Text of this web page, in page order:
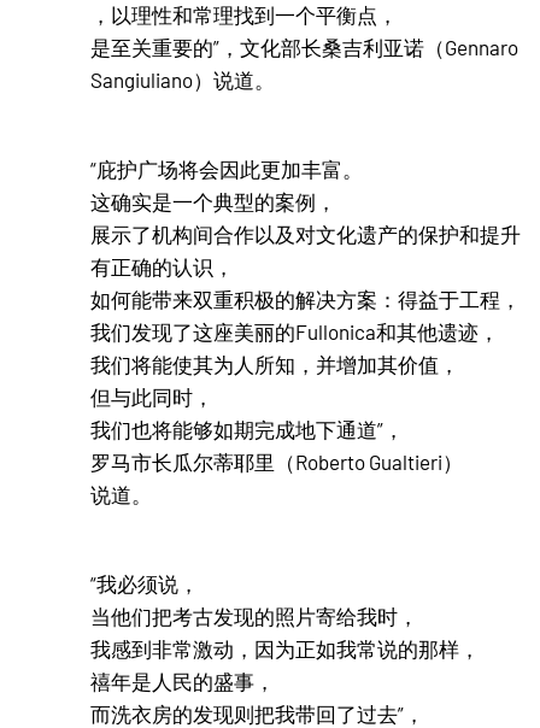
，以理性和常理找到一个平衡点，
是至关重要的”，文化部长桑吉利亚诺（Gennaro
Sangiuliano）说道。
“庇护广场将会因此更加丰富。
这确实是一个典型的案例，
展示了机构间合作以及对文化遗产的保护和提升
有正确的认识，
如何能带来双重积极的解决方案：得益于工程，
我们发现了这座美丽的Fullonica和其他遗迹，
我们将能使其为人所知，并增加其价值，
但与此同时，
我们也将能够如期完成地下通道”，
罗马市长瓜尔蒂耶里（Roberto Gualtieri）
说道。
“我必须说，
当他们把考古发现的照片寄给我时，
我感到非常激动，因为正如我常说的那样，
禧年是人民的盛事，
而洗衣房的发现则把我带回了过去”，